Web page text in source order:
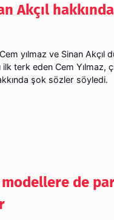
Akçıl
yılmaz ve Sinan Akçıl
terk eden Cem Yılmaz,
şok sözler söyledi.
de